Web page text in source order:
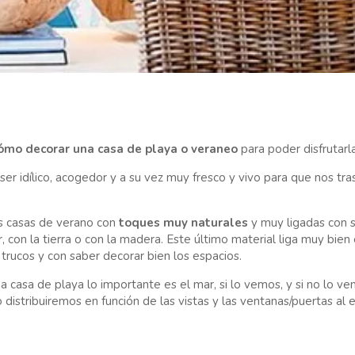
decorar una casa de playa o veraneopara poder
idílico, acogedor y a su vez muy fresco y vivo para que nos
casas de verano contoques muy naturalesy muy ligadas con
con la tierra o con la madera. Este último material liga muy
y con saber decorar bien los espacios.
de playa lo importante es el mar, si lo vemos, y si no lo
en función de las vistas y las ventanas/puertas al